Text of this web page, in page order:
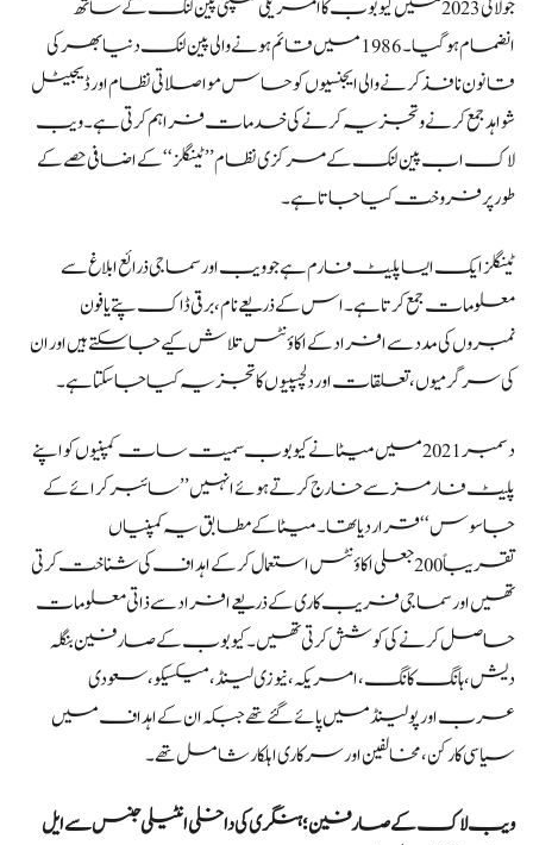
جولائی 2023 میں کیوبوب کا امریکی کمپنی پین لنک کے ساتھ
انضمام ہوگیا۔ 1986 میں قائم ہونے والی پین لنک دنیا بھر کی
قانون نافذ کرنے والی ایجنسیوں کو حساس مواصلاتی نظام اور ڈیجیٹل
شواہد جمع کرنے و تجزیہ کرنے کی خدمات فراہم کرتی ہے۔ ویب
لاک اب پین لنک کے مرکزی نظام ’’ٹینگلز‘‘ کے اضافی حصے کے
طور پر فروخت کیا جاتا ہے۔
ٹینگلز ایک ایسا پلیٹ فارم ہے جو ویب اور سماجی ذرائع ابلاغ سے
معلومات جمع کرتا ہے۔ اس کے ذریعے نام، برقی ڈاک پتے یا فون
نمبروں کی مدد سے افراد کے اکاؤنٹس تلاش کیے جا سکتے ہیں اور ان
کی سرگرمیوں، تعلقات اور دلچسپیوں کا تجزیہ کیا جا سکتا ہے۔
دسمبر 2021 میں میٹا نے کیوبوب سمیت سات کمپنیوں کو اپنے
پلیٹ فارمز سے خارج کرتے ہوئے انہیں ’’سائبر کرائے کے
جاسوس‘‘ قرار دیا تھا۔ میٹا کے مطابق یہ کمپنیاں
تقریباً 200 جعلی اکاؤنٹس استعمال کرکے اہداف کی شناخت کرتی
تھیں اور سماجی فریب کاری کے ذریعے افراد سے ذاتی معلومات
حاصل کرنے کی کوشش کرتی تھیں۔ کیوبوب کے صارفین بنگلہ
دیش، ہانگ کانگ، امریکہ، نیوزی لینڈ، میکسیکو، سعودی
عرب اور پولینڈ میں پائے گئے تھے جبکہ ان کے اہداف میں
سیاسی کارکن، مخالفین اور سرکاری اہلکار شامل تھے۔
ویب لاک کے صارفین؛ ہنگری کی داخلی انٹیلی جنس سے ایل